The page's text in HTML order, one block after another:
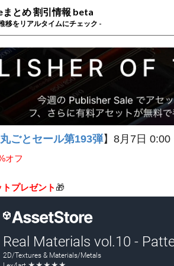
とめ 割引情報 beta
移をリアルタイムにチェック -
ごとセール第193弾】8月7日 0:00
オフ
プレゼント 🎁